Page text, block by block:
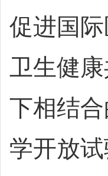
促进国
卫生健
下相结
学开放